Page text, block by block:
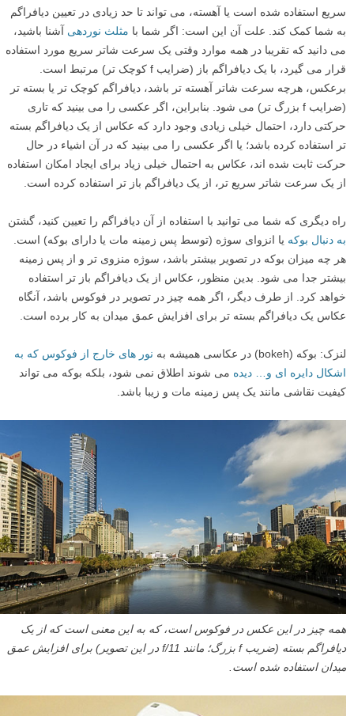
سریع استفاده شده است یا آهسته، می تواند تا حد زیادی در تعیین دیافراگم
به شما کمک کند. علت آن این است: اگر شما با مثلث نوردهی آشنا باشید،
می دانید که تقریبا در همه موارد وقتی یک سرعت شاتر سریع مورد استفاده
قرار می گیرد، با یک دیافراگم باز (ضرایب f کوچک تر) مرتبط است.
برعکس، هرچه سرعت شاتر آهسته تر باشد، دیافراگم کوچک تر یا بسته تر
(ضرایب f بزرگ تر) می شود. بنابراین، اگر عکسی را می بینید که تاری
حرکتی دارد، احتمال خیلی زیادی وجود دارد که عکاس از یک دیافراگم بسته
تر استفاده کرده باشد؛ یا اگر عکسی را می بینید که در آن اشیاء در حال
حرکت ثابت شده اند، عکاس به احتمال خیلی زیاد برای ایجاد امکان استفاده
از یک سرعت شاتر سریع تر، از یک دیافراگم باز تر استفاده کرده است.
راه دیگری که شما می توانید با استفاده از آن دیافراگم را تعیین کنید، گشتن
به دنبال بوکه یا انزوای سوژه (توسط پس زمینه مات یا دارای بوکه) است.
هر چه میزان بوکه در تصویر بیشتر باشد، سوژه منزوی تر و از پس زمینه
بیشتر جدا می شود. بدین منظور، عکاس از یک دیافراگم باز تر استفاده
خواهد کرد. از طرف دیگر، اگر همه چیز در تصویر در فوکوس باشد، آنگاه
عکاس یک دیافراگم بسته تر برای افزایش عمق میدان به کار برده است.
لنزک: بوکه (bokeh) در عکاسی همیشه به
نور های خارج از فوکوس که به
اشکال دایره ای و… دیده می شوند اطلاق نمی شود، بلکه بوکه می تواند
کیفیت نقاشی مانند یک پس زمینه مات و زیبا باشد.
همه چیز در این عکس در فوکوس است، که به این معنی است که از یک
دیافراگم بسته (ضریب f بزرگ؛ مانند f/11 در این تصویر) برای افزایش عمق
میدان استفاده شده است.